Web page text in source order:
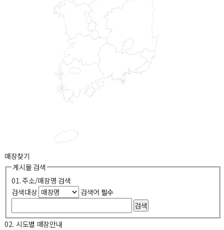
매장찾기
01. 주소/매장명 검색
게시물 검색
검색대상 검색어 필수
02. 시도별 매장안내